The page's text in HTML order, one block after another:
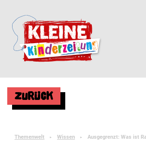
Zurück
Themenwelt ► Wissen ► Ausgegrenzt: Was ist